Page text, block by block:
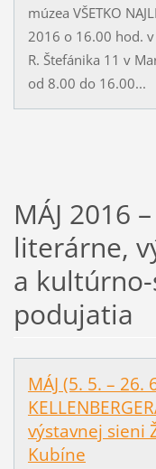
múzea VŠETKO
2016 o 16.00 hod.
R. Štefánika 11 v
od 8.00 do 16.00...
MÁJ 2016
literárne,
a
podujatia
MÁJ (5. 5. – 26.
výstavnej sieni
Kubíne